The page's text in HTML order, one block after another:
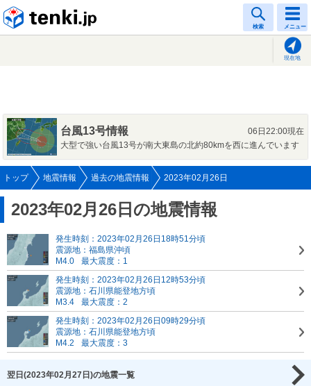
検索 メニュー
現在地
台風13号情報
06日22:00現在
大型で強い台風13号が南大東島の北約80kmを西に進んでいます
トップ 地震情報 過去の地震情報 2023年02月26日
2023年02月26日の地震情報
発生時刻：2023年02月26日18時51分頃
震源地：福島県沖頃
M4.0
最大震度：1
発生時刻：2023年02月26日12時53分頃
震源地：石川県能登地方頃
M3.4
最大震度：2
発生時刻：2023年02月26日09時29分頃
震源地：石川県能登地方頃
M4.2
最大震度：3
翌日(2023年02月27日)の地震一覧